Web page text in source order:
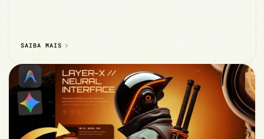
SAIBA MAIS